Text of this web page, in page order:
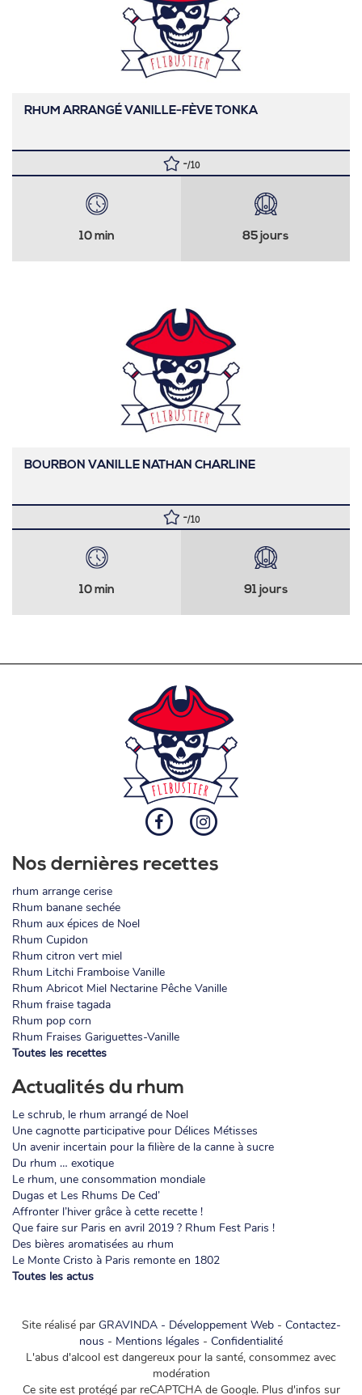
RHUM ARRANGÉ VANILLE-FÈVE TONKA
-/10
10 min 85 jours
BOURBON VANILLE NATHAN CHARLINE
-/10
10 min 91 jours
Nos dernières recettes
rhum arrange cerise
Rhum banane sechée
Rhum aux épices de Noel
Rhum Cupidon
Rhum citron vert miel
Rhum Litchi Framboise Vanille
Rhum Abricot Miel Nectarine Pêche Vanille
Rhum fraise tagada
Rhum pop corn
Rhum Fraises Gariguettes-Vanille
Toutes les recettes
Actualités du rhum
Le schrub, le rhum arrangé de Noel
Une cagnotte participative pour Délices Métisses
Un avenir incertain pour la filière de la canne à sucre
Du rhum … exotique
Le rhum, une consommation mondiale
Dugas et Les Rhums De Ced’
Affronter l’hiver grâce à cette recette !
Que faire sur Paris en avril 2019 ? Rhum Fest Paris !
Des bières aromatisées au rhum
Le Monte Cristo à Paris remonte en 1802
Toutes les actus
Site réalisé par GRAVINDA - Développement Web- Contactez-
nous - Mentions légales - Confidentialité
L'abus d'alcool est dangereux pour la santé, consommez avec
modération
Ce site est protégé par reCAPTCHA de Google. Plus d'infos sur